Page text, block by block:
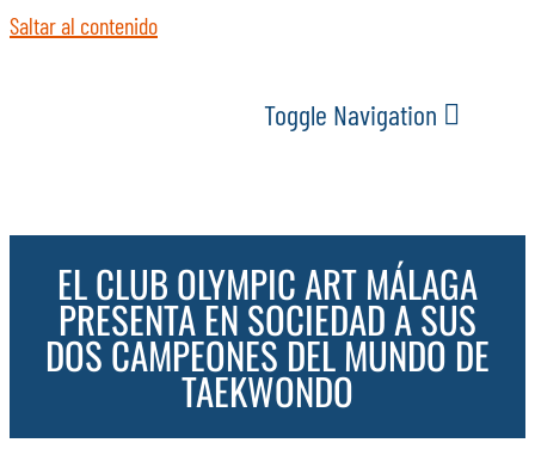
Saltar al contenido
Toggle Navigation
ACTUALIDAD
SERVICIOS
EVENTOS
EL CLUB OLYMPIC ART MÁLAGA
PRESENTA EN SOCIEDAD A SUS
DOS CAMPEONES DEL MUNDO DE
TAEKWONDO